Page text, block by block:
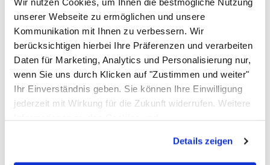
unserer Webseite zu ermöglichen und unsere
Kommunikation mit Ihnen zu verbessern. Wir
berücksichtigen hierbei Ihre Präferenzen und verarbeiten
Daten für Marketing, Analytics und Personalisierung nur,
wenn Sie uns durch Klicken auf "Zustimmen und weiter"
Ihr Einverständnis geben. Sie können Ihre Einwilligung
jederzeit mit Wirkung für die Zukunft widerrufen. Weitere
Details zeigen
Noch keine Bewertungen abgegeben
0 Bewertungen
75,00€
Steuerhinweis:
zzgl. MwSt.
Lieferzeit 5-10 Werktage
In den Warenkorb
Zum Merkzettel
Topseller in dieser Kategorie
Artikel überspringen